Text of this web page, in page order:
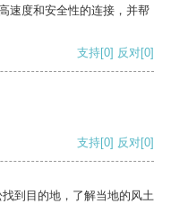
速度和安全性的连接，并帮
支持[0] 反对[0]
支持[0] 反对[0]
到目的地，了解当地的风土